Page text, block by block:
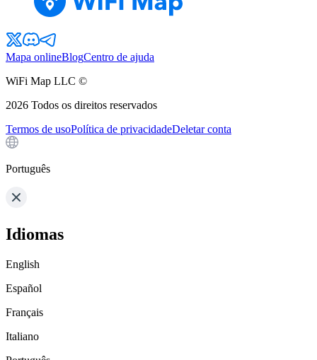
Mapa onlineBlogCentro de ajuda
WiFi Map LLC ©
2026 Todos os direitos reservados
Termos de usoPolítica de privacidadeDeletar conta
Português
Idiomas
English
Español
Français
Italiano